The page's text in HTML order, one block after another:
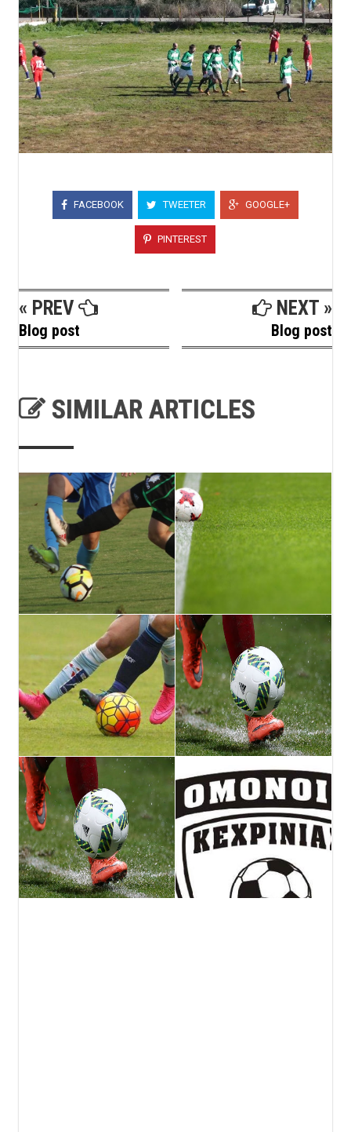
FACEBOOK TWEETER GOOGLE+
PINTEREST
« PREV
Blog post
NEXT »
Blog post
SIMILAR ARTICLES